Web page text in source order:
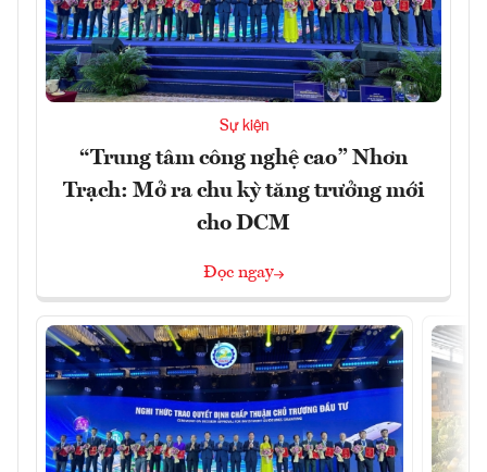
Sự kiện
“Trung tâm công nghệ cao” Nhơn
Trạch: Mở ra chu kỳ tăng trưởng mới
cho DCM
Đọc ngay